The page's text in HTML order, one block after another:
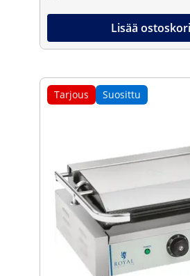
Lisää
Tarjous Suosittu